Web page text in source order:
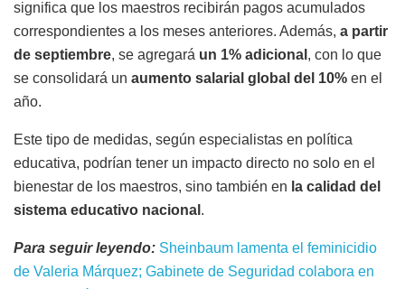
significa que los maestros recibirán pagos acumulados
correspondientes a los meses anteriores. Además, a partir
de septiembre, se agregará un 1% adicional , con lo que
se consolidará un aumento salarial global del 10% en el
año.
Este tipo de medidas, según especialistas en política
educativa, podrían tener un impacto directo no solo en el
bienestar de los maestros, sino también en la calidad del
sistema educativo nacional .
Para seguir leyendo: Sheinbaum lamenta el feminicidio
de Valeria Márquez; Gabinete de Seguridad colabora en